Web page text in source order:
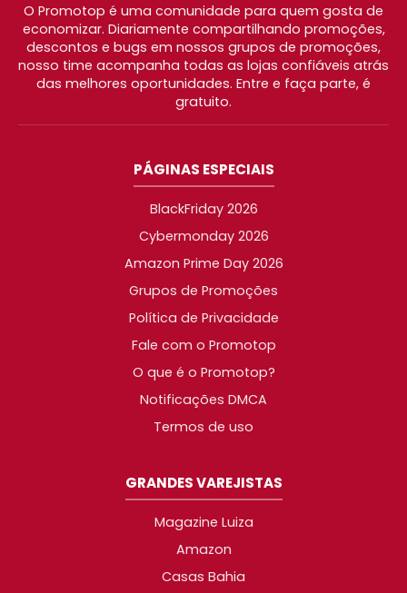
O Promotop é uma comunidade para quem gosta de
economizar. Diariamente compartilhando promoções,
descontos e bugs em nossos grupos de promoções,
nosso time acompanha todas as lojas confiáveis atrás
das melhores oportunidades. Entre e faça parte, é
gratuito.
PÁGINAS ESPECIAIS
BlackFriday 2026
Cybermonday 2026
Amazon Prime Day 2026
Grupos de Promoções
Política de Privacidade
Fale com o Promotop
O que é o Promotop?
Notificações DMCA
Termos de uso
GRANDES VAREJISTAS
Magazine Luiza
Amazon
Casas Bahia